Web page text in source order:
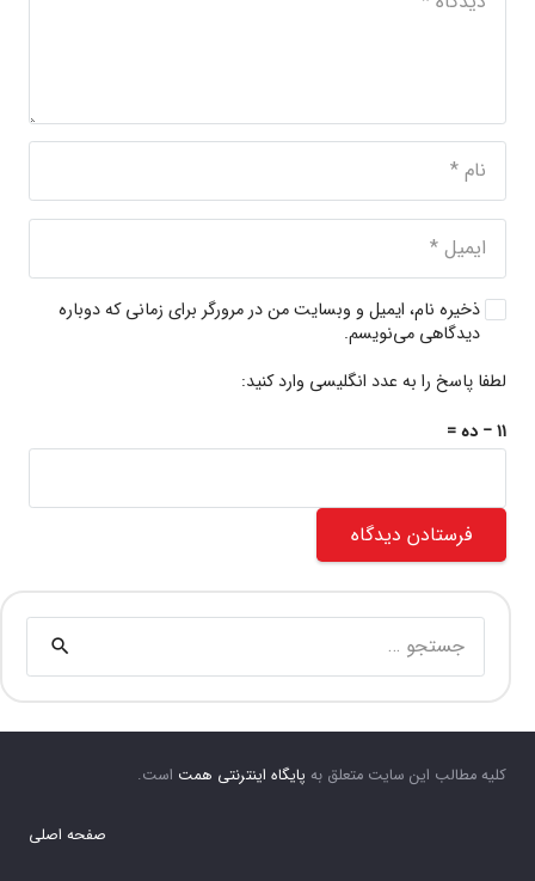
ذخیره نام، ایمیل و وبسایت من در مرورگر برای زمانی که دوباره
دیدگاهی می‌نویسم.
لطفا پاسخ را به عدد انگلیسی وارد کنید:
۱۱ − ده =
فرستادن دیدگاه
برای:
کلیه مطالب این سایت متعلق به پایگاه اینترنتی همت است.
صفحه اصلی